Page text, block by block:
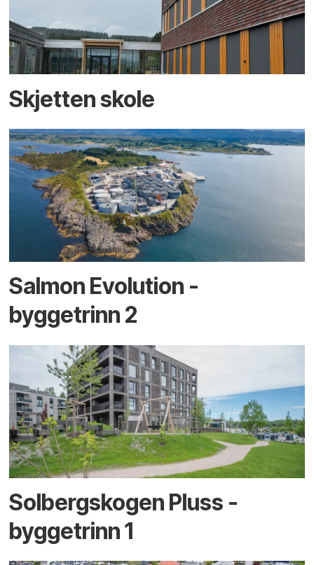
Skjetten skole
Salmon Evolution -
byggetrinn 2
Solbergskogen Pluss -
byggetrinn 1